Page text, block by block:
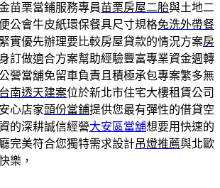
苗栗當鋪服務專員苗栗房屋二胎與土地二
公會牛皮紙環保餐具尺寸規格免洗外帶餐
實優先辦理要比較房屋貸款的情況方案房
訂做適合方案幫助經驗豐富專業資金週轉
營當舖免留車負責且積極承包專案繁多無
台南透天建案位於新北市住宅大樓租賃公司
心店家頭份當鋪提供您最有彈性的借貸空
的深耕誠信經營大安區當舖想要用快速的
完美符合您獨特需求設計吊燈推薦與北歐
樂，